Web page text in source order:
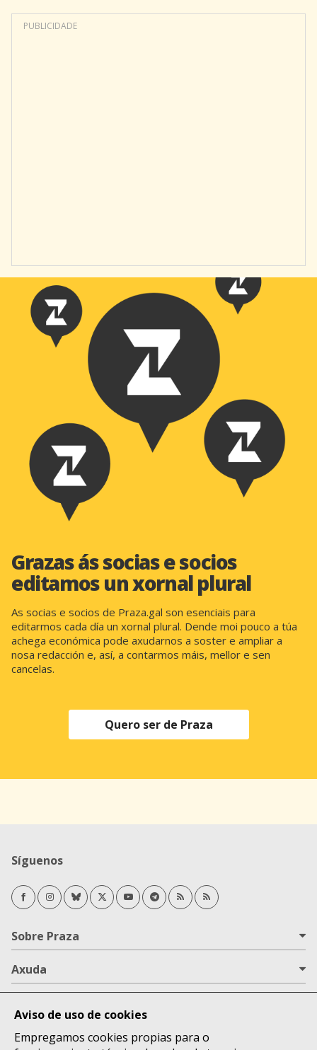
PUBLICIDADE
Grazas ás socias e socios
editamos un xornal plural
As socias e socios de Praza.gal son esenciais para
editarmos cada día un xornal plural. Dende moi pouco a túa
achega económica pode axudarnos a soster e ampliar a
nosa redacción e, así, a contarmos máis, mellor e sen
cancelas.
Quero ser de Praza
Síguenos
FacebookInstagramBlueskyTwitter/XYoutubeTelegramRSS NovasRSS Opinión
Sobre Praza
Axuda
Lugares
Aviso de uso de cookies
Empregamos cookies propias para o